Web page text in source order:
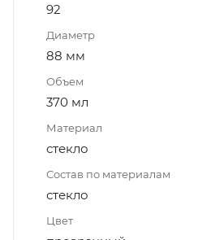
92
Диаметр
88 мм
Объем
370 мл
Материал
стекло
Состав по материалам
стекло
Цвет